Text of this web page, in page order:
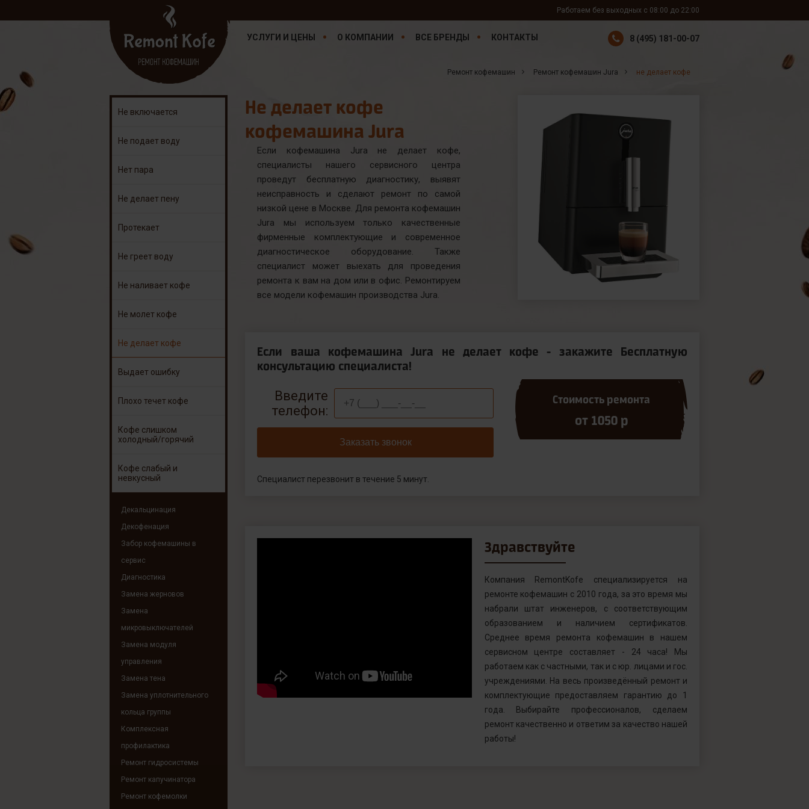
Работаем без выходных с 08:00 до 22:00
УСЛУГИ И ЦЕНЫ О КОМПАНИИ ВСЕ БРЕНДЫ КОНТАКТЫ 8 (495) 181-00-07
Ремонт кофемашин Ремонт кофемашин Jura не делает кофе
Не включается
Не подает воду
Нет пара
Не делает пену
Протекает
Не греет воду
Не наливает кофе
Не молет кофе
Не делает кофе
Выдает ошибку
Плохо течет кофе
Кофе слишком
холодный/горячий
Кофе слабый и
невкусный
Декальцинация
Декофенация
Забор кофемашины в
сервис
Диагностика
Замена жерновов
Замена
микровыключателей
Замена модуля
управления
Замена тена
Замена уплотнительного
кольца группы
Комплексная
профилактика
Ремонт гидросистемы
Ремонт капучинатора
Ремонт кофемолки
Не делает кофе
кофемашина Jura
Если кофемашина Jura не делает кофе,
специалисты нашего сервисного центра
проведут бесплатную диагностику, выявят
неисправность и сделают ремонт по самой
низкой цене в Москве. Для ремонта кофемашин
Jura мы используем только качественные
фирменные комплектующие и современное
диагностическое оборудование. Также
специалист может выехать для проведения
ремонта к вам на дом или в офис. Ремонтируем
все модели кофемашин производства Jura.
Если ваша кофемашина Jura не делает кофе - закажите Бесплатную
консультацию специалиста!
Стоимость ремонта
от 1050 р
Введите
телефон:
Заказать звонок
Специалист перезвонит в течение 5 минут.
Здравствуйте
Компания RemontKofe специализируется на
ремонте кофемашин с 2010 года, за это время мы
набрали штат инженеров, с соответствующим
образованием и наличием сертификатов.
Среднее время ремонта кофемашин в нашем
сервисном центре составляет - 24 часа! Мы
работаем как с частными, так и с юр. лицами и гос.
учреждениями. На весь произведённый ремонт и
комплектующие предоставляем гарантию до 1
года. Выбирайте профессионалов, сделаем
ремонт качественно и ответим за качество нашей
работы!